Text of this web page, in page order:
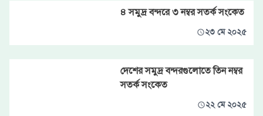
৪ সমুদ্র বন্দরে ৩ নম্বর সতর্ক সংকেত
২৩ মে ২০২৫
দেশের সমুদ্র বন্দরগুলোতে তিন নম্বর
সতর্ক সংকেত
২২ মে ২০২৫